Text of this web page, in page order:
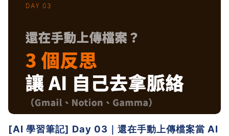
[AI 學習筆記] Day 03｜還在手動上傳檔案當 AI